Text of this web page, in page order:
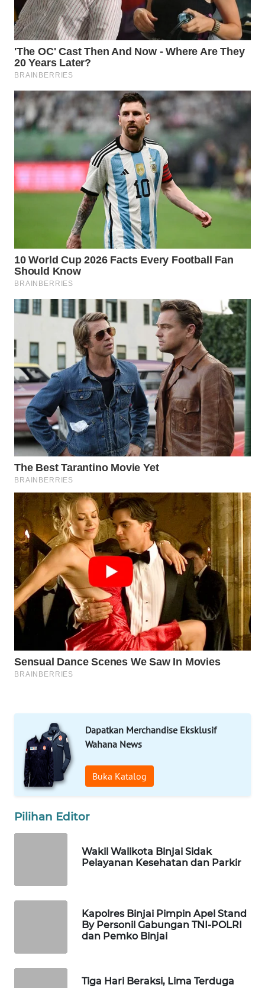
Dapatkan Merchandise Eksklusif
Wahana News
Buka Katalog
Pilihan Editor
Wakil Walikota Binjai Sidak
Pelayanan Kesehatan dan Parkir
Kapolres Binjai Pimpin Apel Stand
By Personil Gabungan TNI-POLRI
dan Pemko Binjai
Tiga Hari Beraksi, Lima Terduga
Network
KONSUMEN
LISTRIK
MASYARAKAT
KELISTRIKAN
WALINKI
ID
MAWAKA
ID
PLN
WATCH
MKLI
LKKI
KOPEKLIN
PORTAL
KONSUMEN
FORWAMKI
ALPERKLINAS
FORJASIDA
TAMBANG
NEWS
SITUNGIR
NEWS
SIDIKALANG
NEWS
METRO
SIANTAR
NEWS
METRO
NEWS
KARING